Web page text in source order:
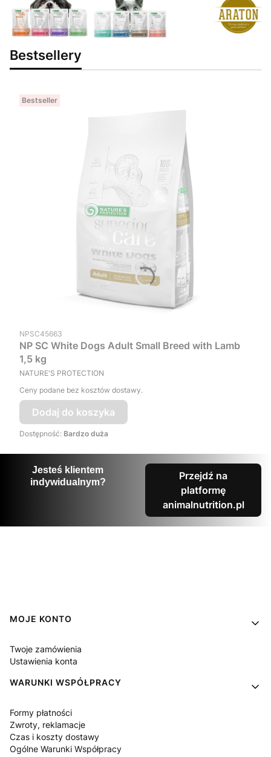
Bestsellery
Bestseller
Kod produktu
NPSC45663
NP SC White Dogs Adult Small Breed with Lamb
1,5 kg
PRODUCENT
NATURE'S PROTECTION
Ceny podane bez kosztów dostawy.
Dodaj do koszyka
Dostępność: Bardzo duża
Jesteś klientem
indywidualnym?
Przejdź na
platformę
animalnutrition.pl
Linki w stopce
MOJE KONTO
Twoje zamówienia
Ustawienia konta
WARUNKI WSPÓŁPRACY
Formy płatności
Zwroty, reklamacje
Czas i koszty dostawy
Ogólne Warunki Współpracy